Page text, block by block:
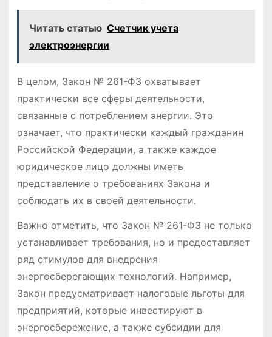
Читать статью Счетчик учета
электроэнергии
В целом, Закон № 261-ФЗ охватывает
практически все сферы деятельности,
связанные с потреблением энергии․ Это
означает, что практически каждый гражданин
Российской Федерации, а также каждое
юридическое лицо должны иметь
представление о требованиях Закона и
соблюдать их в своей деятельности․
Важно отметить, что Закон № 261-ФЗ не только
устанавливает требования, но и предоставляет
ряд стимулов для внедрения
энергосберегающих технологий․ Например,
Закон предусматривает налоговые льготы для
предприятий, которые инвестируют в
энергосбережение, а также субсидии для